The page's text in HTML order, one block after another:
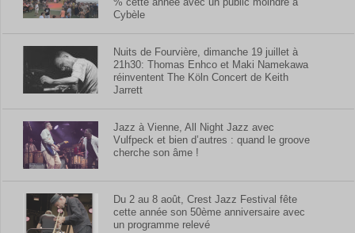
Nuits de Fourvière, dimanche 19 juillet à
21h30: Thomas Enhco et Maki Namekawa
réinventent The Köln Concert de Keith
Jarrett
Jazz à Vienne, All Night Jazz avec
cherche son âme !
Du 2 au 8 août, Crest Jazz Festival fête
un programme relevé
LES DERNIERS ARTICLES PAR DATES